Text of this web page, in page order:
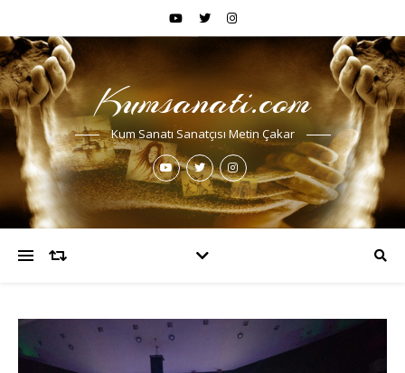
Kumsanati.com
Kum Sanatı Sanatçısı Metin Çakar